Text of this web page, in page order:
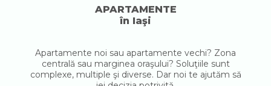
APARTAMENTE
în Iaşi
Apartamente noi sau apartamente vechi? Zona
centrală sau marginea oraşului? Soluţiile sunt
complexe, multiple şi diverse. Dar noi te ajutăm să